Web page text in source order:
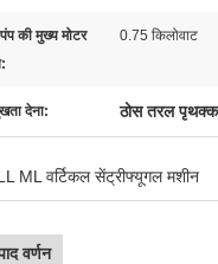
की मुख्य मोटर
0.75 किलोवाट
देना: ठोस तरल
ML वर्टिकल सेंट्रीफ्यूगल मशीन
वर्णन